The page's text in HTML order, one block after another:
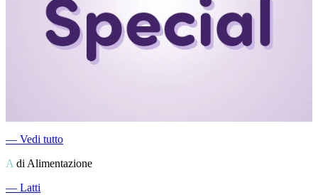
― Vedi tutto
A di Alimentazione
― Latti